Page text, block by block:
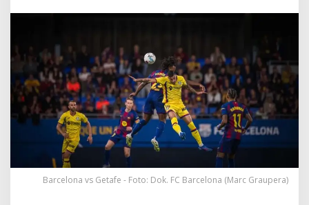
3
H
a
n
c
u
r
k
a
e
Barcelona vs Getafe - Foto: Dok. FC Barcelona (Marc Graupera)